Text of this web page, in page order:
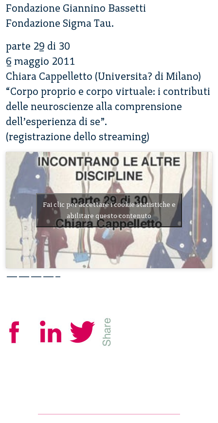
Fondazione Giannino Bassetti
Fondazione Sigma Tau.
parte 29 di 30
6 maggio 2011
Chiara Cappelletto (Universita? di Milano)
“Corpo proprio e corpo virtuale: i contributi
delle neuroscienze alla comprensione
dell’esperienza di se”.
(registrazione dello streaming)
Fai clic per accettare i cookie statistiche e
abilitare questo contenuto
————–